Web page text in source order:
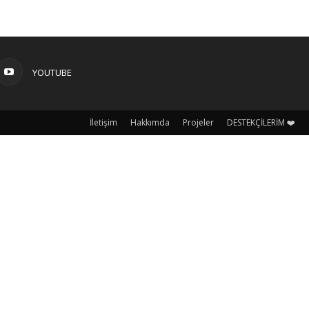
YOUTUBE
İletişim Hakkımda Projeler DESTEKÇİLERİM ❤️